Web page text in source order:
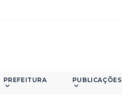
PREFEITURA PUBLICAÇÕES